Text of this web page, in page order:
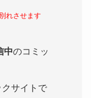
れさせます
中のコミッ
サイトで